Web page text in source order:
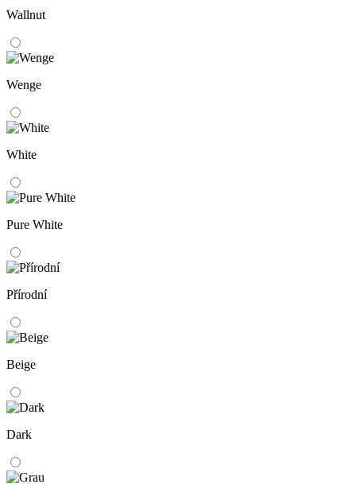
Wallnut
Wenge
White
Pure White
Přírodní
Beige
Dark